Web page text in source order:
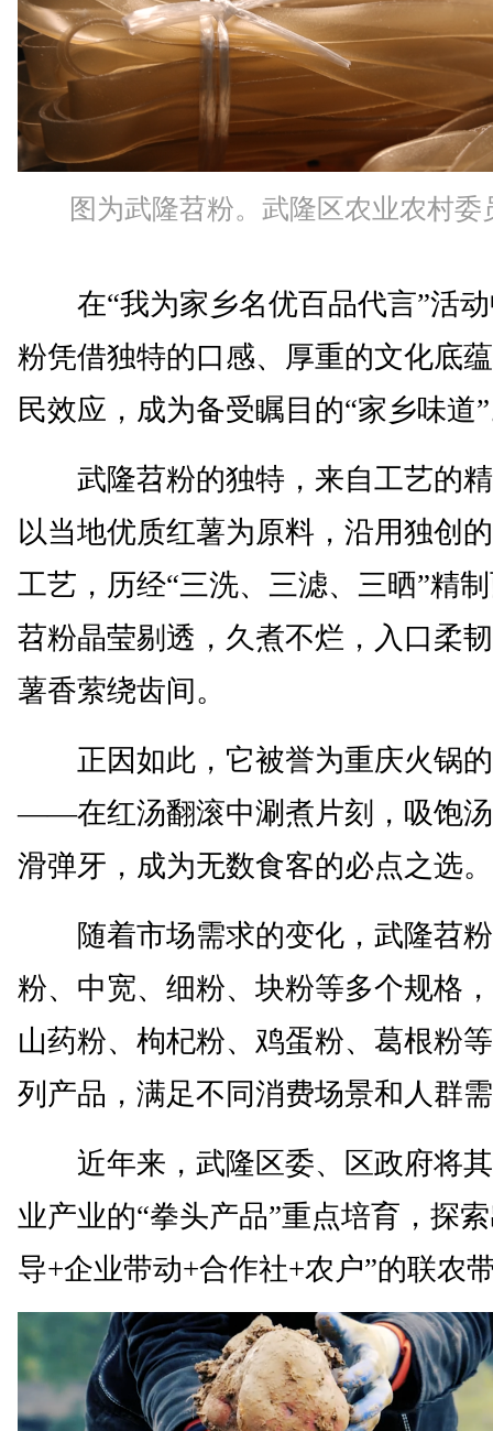
图为武隆苕粉。武隆区农业农村委
在“我为家乡名优百品代言”活动
粉凭借独特的口感、厚重的文化底
民效应，成为备受瞩目的“家乡味道
武隆苕粉的独特，来自工艺的精
以当地优质红薯为原料，沿用独创
工艺，历经“三洗、三滤、三晒”精
苕粉晶莹剔透，久煮不烂，入口柔
薯香萦绕齿间。
正因如此，它被誉为重庆火锅的
——在红汤翻滚中涮煮片刻，吸饱
滑弹牙，成为无数食客的必点之选。
随着市场需求的变化，武隆苕粉
粉、中宽、细粉、块粉等多个规格
山药粉、枸杞粉、鸡蛋粉、葛根粉
列产品，满足不同消费场景和人群
近年来，武隆区委、区政府将其
业产业的“拳头产品”重点培育，探
导+企业带动+合作社+农户”的联农